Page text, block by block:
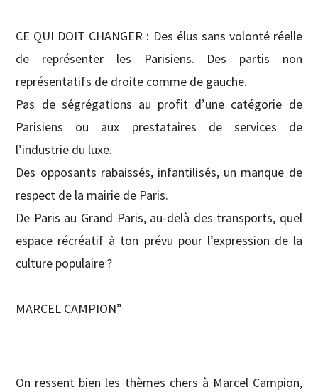
CE QUI DOIT CHANGER : Des élus sans volonté réelle
de représenter les Parisiens. Des partis non
représentatifs de droite comme de gauche.
Pas de ségrégations au profit d’une catégorie de
Parisiens ou aux prestataires de services de
l’industrie du luxe.
Des opposants rabaissés, infantilisés, un manque de
respect de la mairie de Paris.
De Paris au Grand Paris, au-delà des transports, quel
espace récréatif à ton prévu pour l’expression de la
culture populaire ?
MARCEL CAMPION”
On ressent bien les thèmes chers à Marcel Campion,